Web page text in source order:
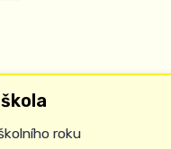
roku